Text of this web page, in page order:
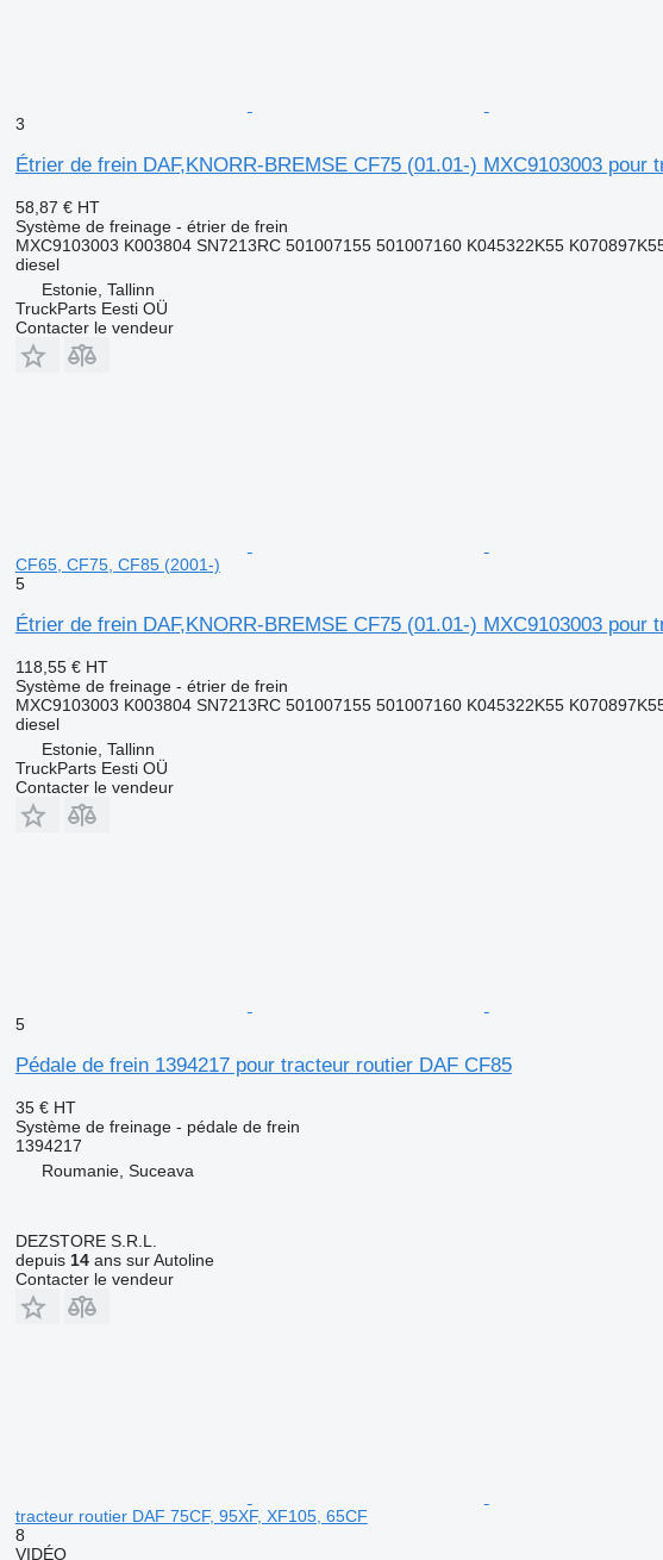
3
Étrier de frein DAF,KNORR-BREMSE CF75 (01.01-) MXC9103003
58,87 € HT
Système de freinage - étrier de frein
MXC9103003 K003804 SN7213RC 501007155 501007160 K045322K55
diesel
Estonie, Tallinn
TruckParts Eesti OÜ
Contacter le vendeur
CF65, CF75, CF85 (2001-)
5
Étrier de frein DAF,KNORR-BREMSE CF75 (01.01-) MXC9103003
118,55 € HT
Système de freinage - étrier de frein
MXC9103003 K003804 SN7213RC 501007155 501007160 K045322K55
diesel
Estonie, Tallinn
TruckParts Eesti OÜ
Contacter le vendeur
5
Pédale de frein 1394217 pour tracteur routier DAF CF85
35 € HT
Système de freinage - pédale de frein
1394217
Roumanie, Suceava
DEZSTORE S.R.L.
depuis 14ans sur Autoline
Contacter le vendeur
tracteur routier DAF 75CF, 95XF, XF105, 65CF
8
VIDÉO